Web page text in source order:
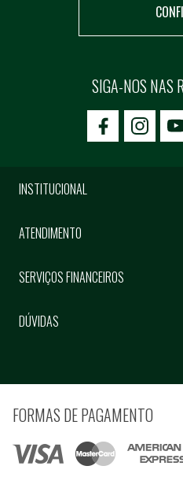
SIGA-NOS NAS
icon-facebook
icon-
INSTITUCIONAL
ATENDIMENTO
SERVIÇOS FINANCEIROS
DÚVIDAS
FORMAS DE PAGAMENTO